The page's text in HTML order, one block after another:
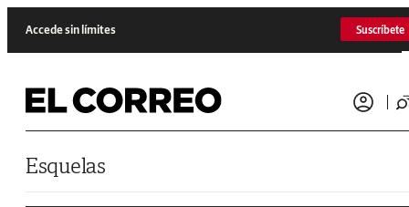
Accede sin límites Suscríbete
Esquelas